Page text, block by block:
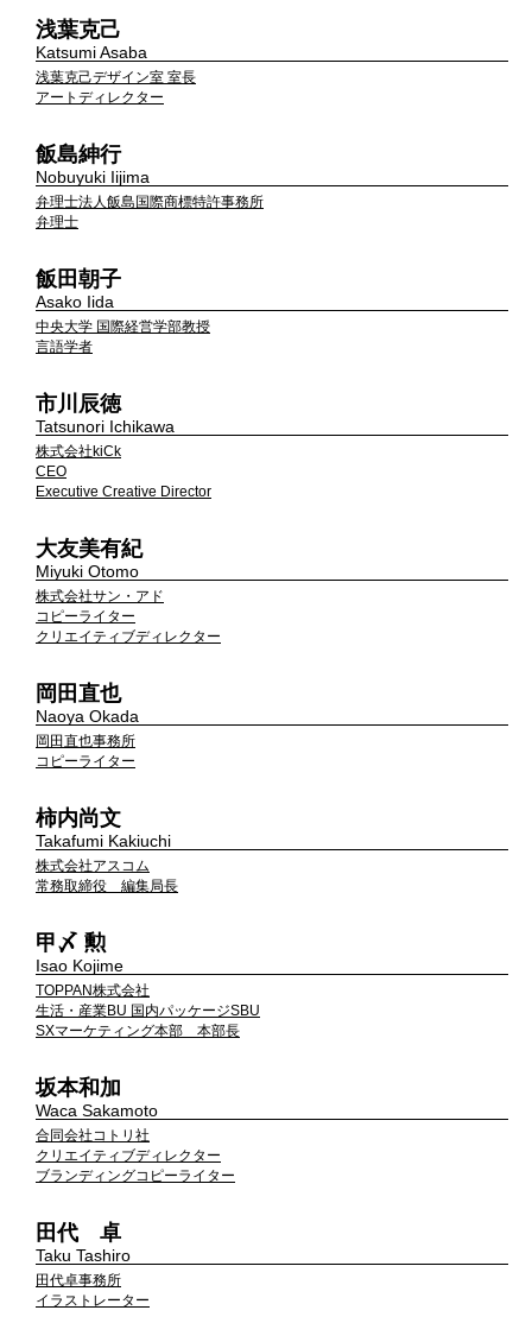
浅葉克己
Katsumi Asaba
浅葉克己デザイン室 室長
アートディレクター
飯島紳行
Nobuyuki Iijima
弁理士法人飯島国際商標特許事務所
弁理士
飯田朝子
Asako Iida
中央大学 国際経営学部教授
言語学者
市川辰徳
Tatsunori Ichikawa
株式会社kiCk
CEO
Executive Creative Director
大友美有紀
Miyuki Otomo
株式会社サン・アド
コピーライター
クリエイティブディレクター
岡田直也
Naoya Okada
岡田直也事務所
コピーライター
柿内尚文
Takafumi Kakiuchi
株式会社アスコム
常務取締役 編集局長
甲〆 勲
Isao Kojime
TOPPAN株式会社
生活・産業BU 国内パッケージSBU
SXマーケティング本部 本部長
坂本和加
Waca Sakamoto
合同会社コトリ社
クリエイティブディレクター
ブランディングコピーライター
田代 卓
Taku Tashiro
田代卓事務所
イラストレーター